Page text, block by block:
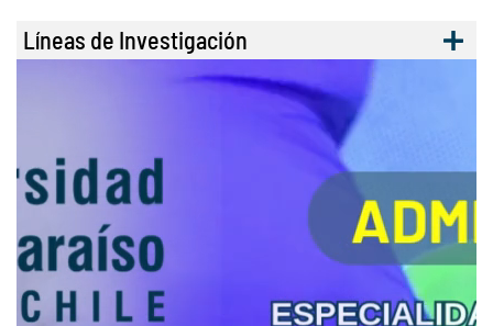
Líneas de Investigación